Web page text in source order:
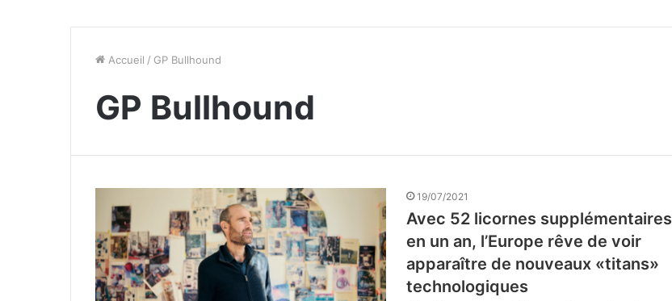
Accueil / GP Bullhound
GP Bullhound
19/07/2021
Avec 52 licornes supplémentaires
en un an, l’Europe rêve de voir
apparaître de nouveaux «titans»
technologiques